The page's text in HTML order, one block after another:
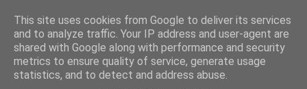
This site uses cookies from Google to deliver its services
and to analyze traffic. Your IP address and user-agent are
shared with Google along with performance and security
metrics to ensure quality of service, generate usage
statistics, and to detect and address abuse.